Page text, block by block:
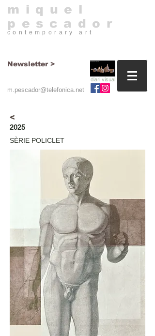
​miquel
pescador
contemporary art​
diari visual
m.pescador@telefonica.net
Newsletter >
<
2025
SÈRIE POLICLET